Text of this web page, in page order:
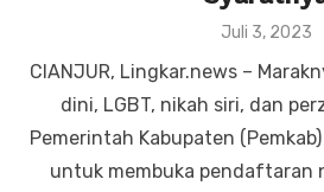
Posted
Juli 3, 2023
CIANJUR, Lingkar.news –
dini, LGBT, nikah siri, dan
Pemerintah Kabupaten
untuk membuka pendaftaran